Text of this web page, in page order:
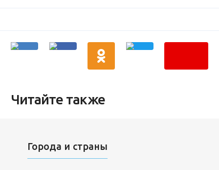
Читайте также
Города и страны